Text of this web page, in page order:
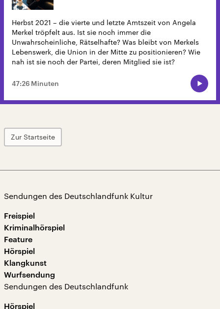
Herbst 2021 – die vierte und letzte Amtszeit von Angela
Merkel tröpfelt aus. Ist sie noch immer die
Unwahrscheinliche, Rätselhafte? Was bleibt von Merkels
Lebenswerk, die Union in der Mitte zu positionieren? Wie
nah ist sie noch der Partei, deren Mitglied sie ist?
47:26 Minuten
Zur Startseite
Sendungen des Deutschlandfunk Kultur
Freispiel
Kriminalhörspiel
Feature
Hörspiel
Klangkunst
Wurfsendung
Sendungen des Deutschlandfunk
Hörspiel